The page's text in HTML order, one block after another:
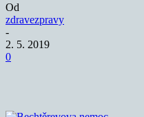
Od
zdravezpravy
-
2. 5. 2019
0